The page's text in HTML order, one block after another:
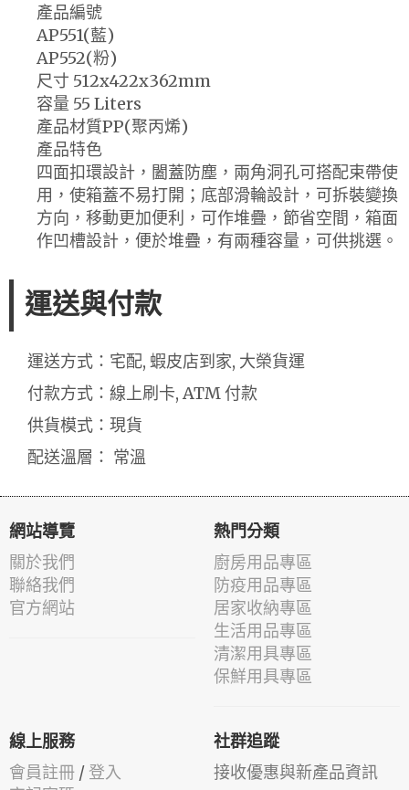
產品編號
AP551(藍)
AP552(粉)
尺寸 512x422x362mm
容量 55 Liters
產品材質PP(聚丙烯)
產品特色
四面扣環設計，闔蓋防塵，兩角洞孔可搭配束帶使
用，使箱蓋不易打開；底部滑輪設計，可拆裝變換
方向，移動更加便利，可作堆疊，節省空間，箱面
作凹槽設計，便於堆疊，有兩種容量，可供挑選。
運送與付款
運送方式：宅配, 蝦皮店到家, 大榮貨運
付款方式：線上刷卡, ATM 付款
供貨模式：現貨
配送溫層： 常溫
網站導覽
關於我們
聯絡我們
官方網站
熱門分類
廚房用品專區
防疫用品專區
居家收納專區
生活用品專區
清潔用具專區
保鮮用具專區
線上服務
會員註冊 / 登入
社群追蹤
接收優惠與新產品資訊